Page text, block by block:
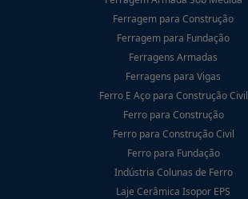
Ferragem para Construção
Ferragem para Fundação
Ferragens Armadas
Ferragens para Vigas
Ferro E Aço para Construção Civil
Ferro para Construção
Ferro para Construção Civil
Ferro para Fundação
Indústria Colunas de Ferro
Laje Cerâmica Isopor EPS